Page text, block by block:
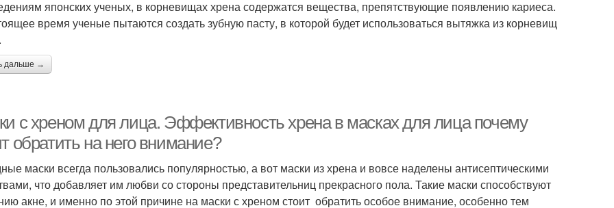
японских ученых, в корневищах хрена содержатся вещества, препятствующие появлению кариеса.
время ученые пытаются создать зубную пасту, в которой будет использоваться вытяжка из корневищ
дальше →
с хреном для лица. Эффективность хрена в масках для лица почему
обратить на него внимание?
маски всегда пользовались популярностью, а вот маски из хрена и вовсе наделены антисептическими
что добавляет им любви со стороны представительниц прекрасного пола. Такие маски способствуют
акне, и именно по этой причине на маски с хреном стоит обратить особое внимание, особенно тем